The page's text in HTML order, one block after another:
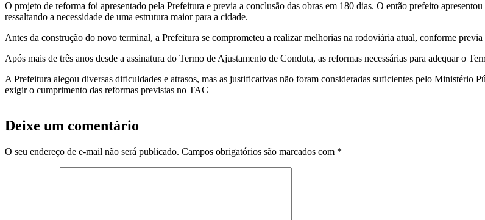
O projeto de reforma foi apresentado pela Prefeitura e previa a conclusão das obras em 180 dias. O então prefeito
ressaltando a necessidade de uma estrutura maior para a cidade.
Antes da construção do novo terminal, a Prefeitura se comprometeu a realizar melhorias na rodoviária atual, conforme
Após mais de três anos desde a assinatura do Termo de Ajustamento de Conduta, as reformas necessárias para adequar o
A Prefeitura alegou diversas dificuldades e atrasos, mas as justificativas não foram consideradas suficientes pelo Ministério
exigir o cumprimento das reformas previstas no TAC
Deixe um comentário
O seu endereço de e-mail não será publicado. Campos obrigatórios são marcados com *